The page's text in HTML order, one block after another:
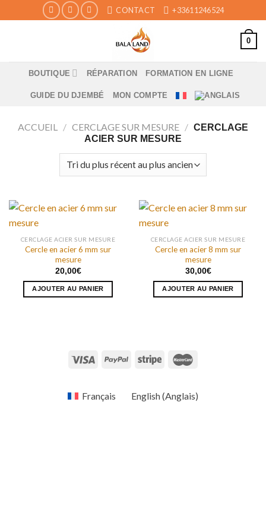
to
CONTACT +33611246524
0
BOUTIQUE RÉPARATION FORMATION EN LIGNE
GUIDE DU DJEMBÉ MON COMPTE
ACCUEIL / CERCLAGE SUR MESURE / CERCLAGE
ACIER SUR MESURE
CERCLAGE ACIER SUR MESURE
Cercle en acier 6 mm sur
mesure
20,00€
AJOUTER AU PANIER
CERCLAGE ACIER SUR MESURE
Cercle en acier 8 mm sur
mesure
30,00€
AJOUTER AU PANIER
Français English(Anglais)